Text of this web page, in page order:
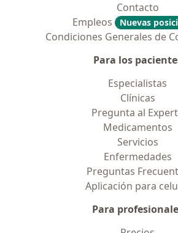
Contacto
Empleos
Nuevas
Condiciones Generales de
Para los
Especialistas
Clínicas
Pregunta al
Medicamentos
Servicios
Enfermedades
Preguntas
Aplicación para
Para